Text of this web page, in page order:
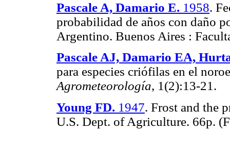
Pascale A, Damario E. 1958.
probabilidad de años con daño
Argentino. Buenos Aires :
Pascale AJ, Damario EA,
para especies criófilas en el
Agrometeorología, 1(2):13-21.
Young FD. 1947. Frost and the
U.S. Dept. of Agriculture. 66p.